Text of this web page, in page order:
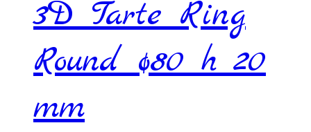
3D Tarte Ring
Round ø80 h 20
mm